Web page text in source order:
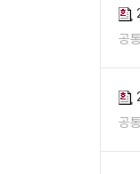
공
공